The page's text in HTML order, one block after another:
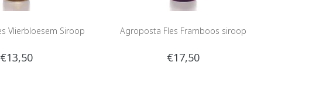
Vlierbloesem Siroop
€13,50
Agroposta Fles Framboos siroop
€17,50